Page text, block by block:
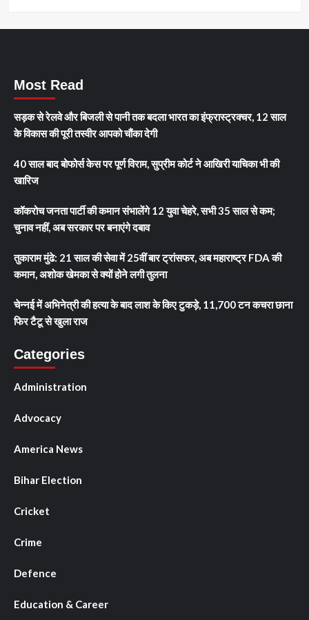
Most Read
सड़क से रेलवे और बिजली से पानी तक बदला भारत का इंफ्रास्ट्रक्चर, 12 साल
के विकास की पूरी तस्वीर आपको चौंका देगी
40 साल बाद बोफोर्स केस पर पूर्ण विराम, सुप्रीम कोर्ट ने आखिरी याचिका भी की
खारिज
कॉकरोच जनता पार्टी की कमान संभालेंगे 12 युवा चेहरे, सभी 35 साल से कम;
चुनाव नहीं, अब सरकार पर बनाएंगे दबाव
तुकाराम मुंढे: 21 साल की सेवा में 25वीं बार ट्रांसफर, अब महाराष्ट्र FDA की
कमान, अशोक खेमका से क्यों होने लगी तुलना
चेन्नई में अभिनेत्री की हत्या के बाद लाश के किए टुकड़े, 11,700 टन कचरा छाना
फिर टैटू से खुला राज
Categories
Administration
Advocacy
America News
Bihar Election
Cricket
Crime
Defence
Education & Career